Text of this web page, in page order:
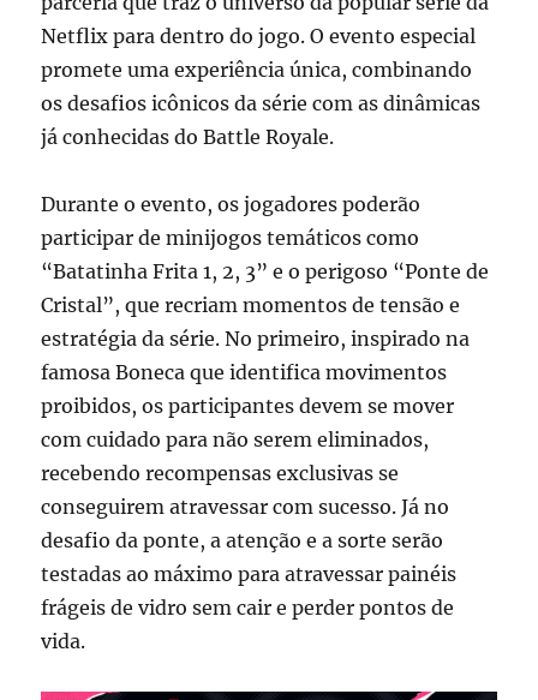
Netflix para dentro do jogo. O evento especial
promete uma experiência única, combinando
os desafios icônicos da série com as dinâmicas
já conhecidas do Battle Royale.
Durante o evento, os jogadores poderão
participar de minijogos temáticos como
“Batatinha Frita 1, 2, 3” e o perigoso “Ponte de
Cristal”, que recriam momentos de tensão e
estratégia da série. No primeiro, inspirado na
famosa Boneca que identifica movimentos
proibidos, os participantes devem se mover
com cuidado para não serem eliminados,
recebendo recompensas exclusivas se
conseguirem atravessar com sucesso. Já no
desafio da ponte, a atenção e a sorte serão
testadas ao máximo para atravessar painéis
frágeis de vidro sem cair e perder pontos de
vida.